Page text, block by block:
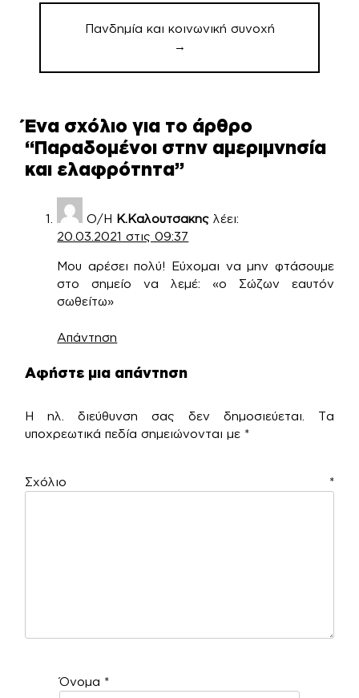
Πανδημία και κοινωνική συνοχή
→
Ένα σχόλιο για το άρθρο
“Παραδομένοι στην αμεριμνησία
και ελαφρότητα”
Ο/Η Κ.Καλουτσακης λέει:
20.03.2021 στις 09:37
Μου αρέσει πολύ! Εύχομαι να μην φτάσουμε
στο σημείο να λεμέ: «ο Σώζων εαυτόν
σωθείτω»
Απάντηση
Αφήστε μια απάντηση
Η ηλ. διεύθυνση σας δεν δημοσιεύεται.
Τα
υποχρεωτικά πεδία σημειώνονται με *
Σχόλιο *
Όνομα *